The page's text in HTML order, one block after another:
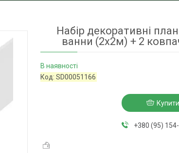
Набір декоративні
ванни (2x2м) + 2
В наявності
Код:SD00051166
Купити
+380 (95)